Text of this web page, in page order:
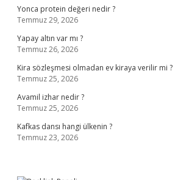
Yonca protein değeri nedir ?
Temmuz 29, 2026
Yapay altın var mı ?
Temmuz 26, 2026
Kira sözleşmesi olmadan ev kiraya verilir mi ?
Temmuz 25, 2026
Avamil izhar nedir ?
Temmuz 25, 2026
Kafkas dansı hangi ülkenin ?
Temmuz 23, 2026